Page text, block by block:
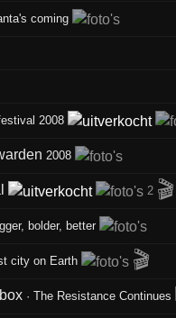
coming
2008
2008
2 🎬
bolder, better
city on Earth 🎬
·The Resistance Continues